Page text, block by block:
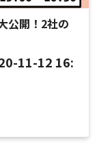
公開！2社の
11-12 16: